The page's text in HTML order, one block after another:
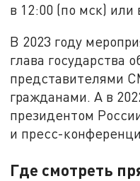
в 12:00 (по мск) или
В 2023 году
глава государства
представителями
гражданами. А в
президентом
и пресс-
Где смотреть